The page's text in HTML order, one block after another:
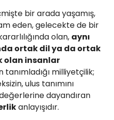
bir arada yaşamış,
eden, gelecekte de bir
olan, aynı
ortak dil ya da ortak
olan insanlar
tanımladığı milliyetçilik;
ulus tanımını
dayandıran
anlayışıdır.
Halil Mahallesi, İsmetpaşa
Beşiroğlu Altın Han Kat: 1
- KOCAELİ